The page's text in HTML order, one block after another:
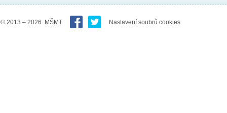
© 2013 – 2026 MŠMT Nastavení soubrů cookies